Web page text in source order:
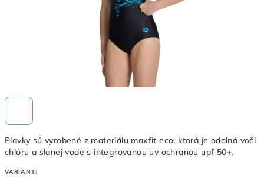
Plavky sú vyrobené z materiálu maxfit eco, ktorá je odolná voči
chlóru a slanej vode s integrovanou uv ochranou upf 50+.
VARIANT: